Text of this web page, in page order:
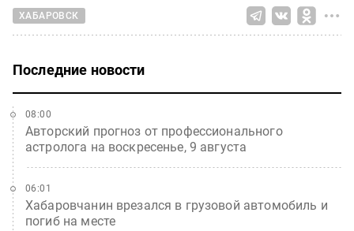
ХАБАРОВСК
Последние новости
Авторский прогноз от профессионального
астролога на воскресенье, 9 августа
08:00
Хабаровчанин врезался в грузовой автомобиль и
погиб на месте
06:01